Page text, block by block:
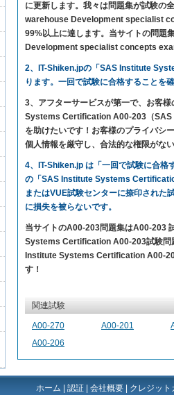
に更新します。我々は問題集が試験の
warehouse Development specialist
99%以上に達します。当サイトの問
Development specialist concepts
2、IT-Shiken.jpの「SAS Institute
ります。一回で試験に合格することを
3、アフターサービスが第一で、お客
Systems Certification A00-203（SAS
を助けたいです！お客様のプライバシ
個人情報を厳守し、合法的な権限がな
4、IT-Shiken.jp は「一回で試験に合格
の「SAS Institute Systems
またはVUE試験センターに捺印された
に損失を被らないです。
当サイトのA00-203問題集はA00-203
Systems Certification A00-203試験問
Institute Systems Certification A00-
す！
関連試験
A00-270 A00-201
A00-206
ホーム 認証 会社概要 クレジッ